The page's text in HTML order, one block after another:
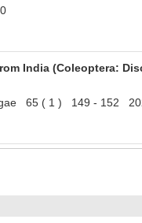
India (Coleoptera:
65 ( 1 ) 149 - 152